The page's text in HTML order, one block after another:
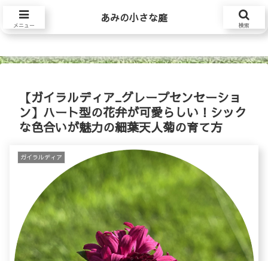
あみの小さな庭
【ガイラルディア_グレープセンセーショ
ン】ハート型の花弁が可愛らしい！シック
な色合いが魅力の細葉天人菊の育て方
ガイラルディア
メニュー
あみの小さな庭
検索